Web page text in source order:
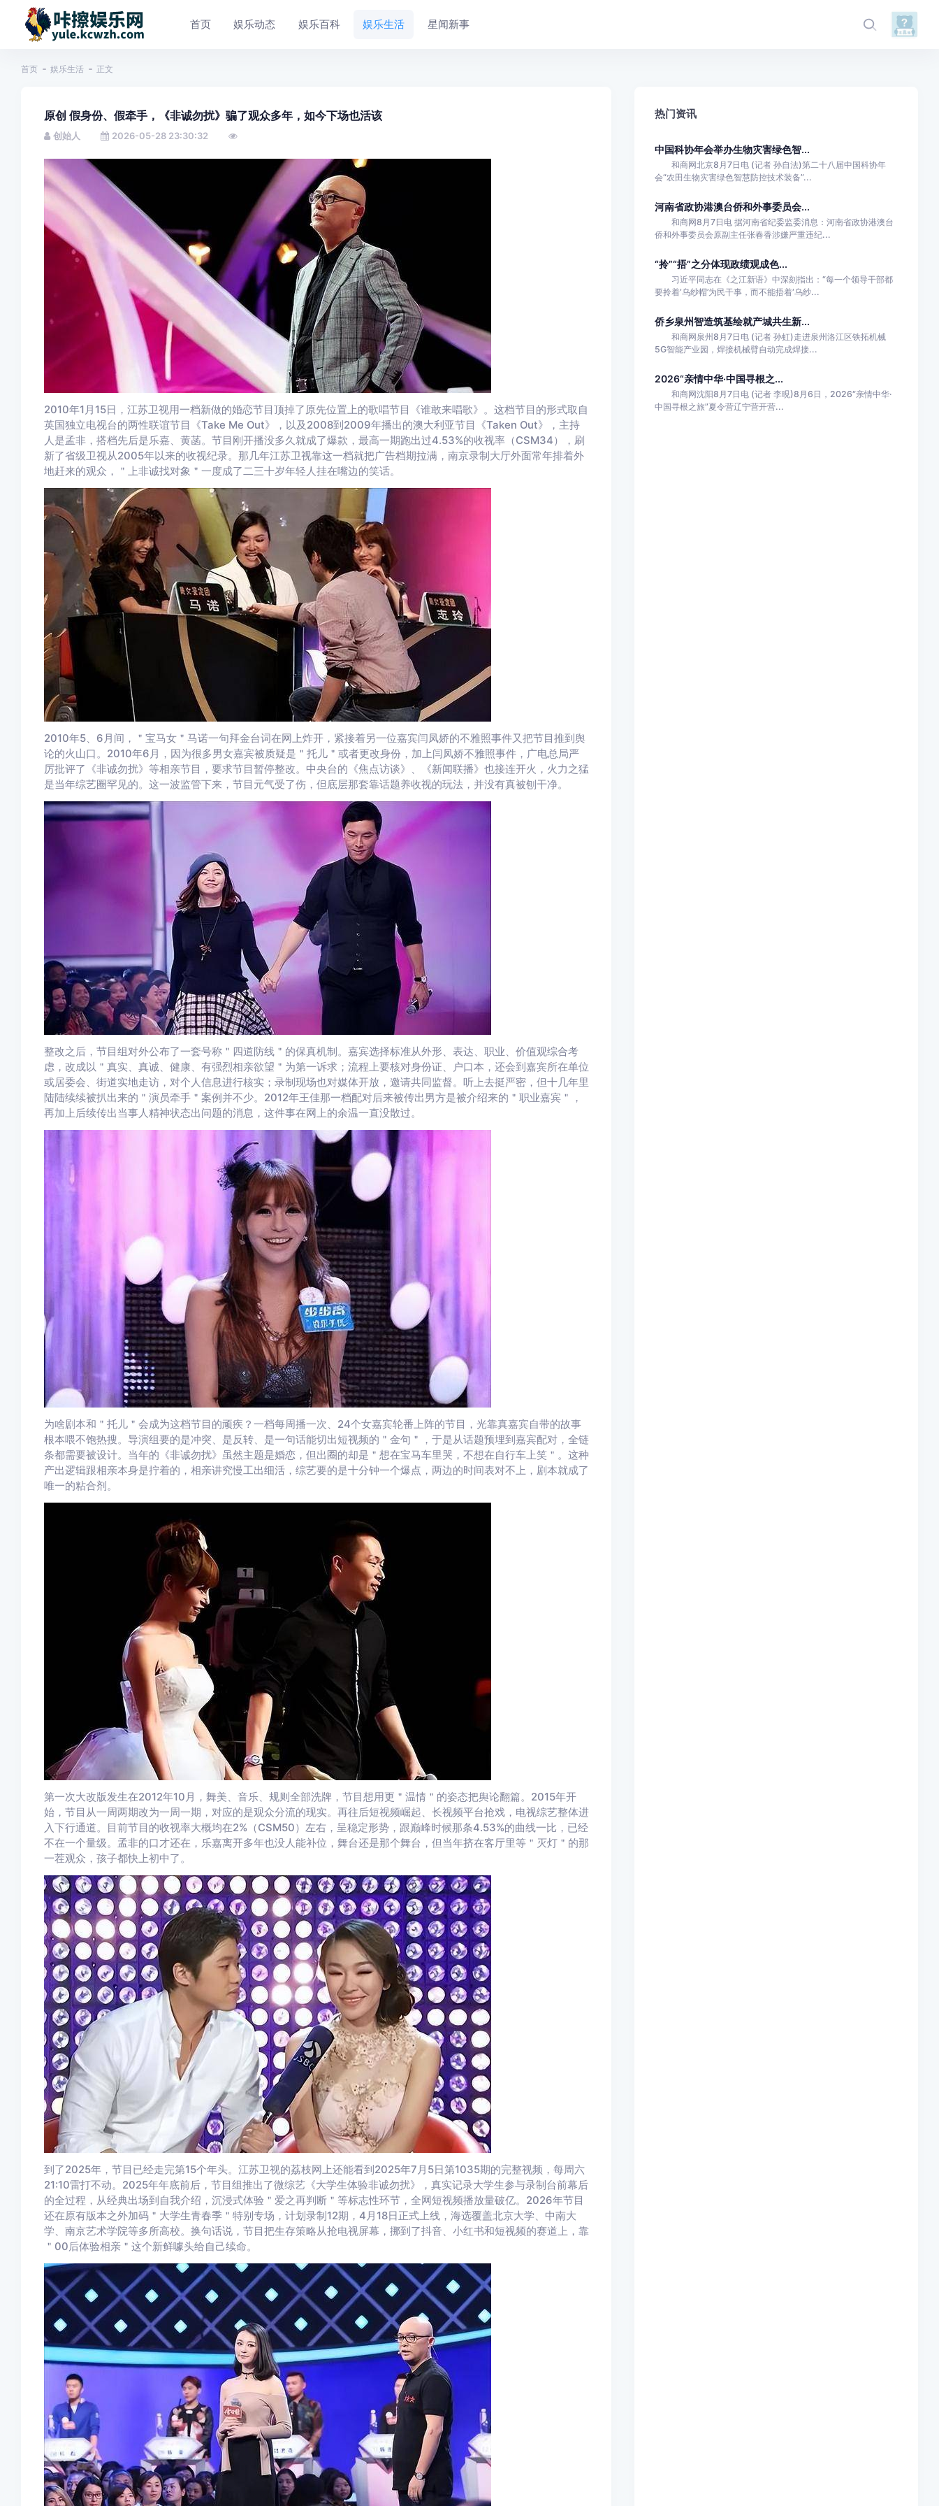
首页 娱乐动态 娱乐百科 娱乐生活 星闻新事
首页 娱乐生活 正文
原创 假身份、假牵手，《非诚勿扰》骗了观众多年，如今下场也活该
创始人 2026-05-28 23:30:32
2010年1月15日，江苏卫视用一档新做的婚恋节目顶掉了原先位置上的歌唱节目《谁敢来唱歌》。这档节目的形式取自
英国独立电视台的两性联谊节目《Take Me Out》，以及2008到2009年播出的澳大利亚节目《Taken Out》，主持
人是孟非，搭档先后是乐嘉、黄菡。节目刚开播没多久就成了爆款，最高一期跑出过4.53%的收视率（CSM34），刷
新了省级卫视从2005年以来的收视纪录。那几年江苏卫视靠这一档就把广告档期拉满，南京录制大厅外面常年排着外
地赶来的观众，＂上非诚找对象＂一度成了二三十岁年轻人挂在嘴边的笑话。
2010年5、6月间，＂宝马女＂马诺一句拜金台词在网上炸开，紧接着另一位嘉宾闫凤娇的不雅照事件又把节目推到舆
论的火山口。2010年6月，因为很多男女嘉宾被质疑是＂托儿＂或者更改身份，加上闫凤娇不雅照事件，广电总局严
厉批评了《非诚勿扰》等相亲节目，要求节目暂停整改。中央台的《焦点访谈》、《新闻联播》也接连开火，火力之猛
是当年综艺圈罕见的。这一波监管下来，节目元气受了伤，但底层那套靠话题养收视的玩法，并没有真被刨干净。
整改之后，节目组对外公布了一套号称＂四道防线＂的保真机制。嘉宾选择标准从外形、表达、职业、价值观综合考
虑，改成以＂真实、真诚、健康、有强烈相亲欲望＂为第一诉求；流程上要核对身份证、户口本，还会到嘉宾所在单位
或居委会、街道实地走访，对个人信息进行核实；录制现场也对媒体开放，邀请共同监督。听上去挺严密，但十几年里
陆陆续续被扒出来的＂演员牵手＂案例并不少。2012年王佳那一档配对后来被传出男方是被介绍来的＂职业嘉宾＂，
再加上后续传出当事人精神状态出问题的消息，这件事在网上的余温一直没散过。
为啥剧本和＂托儿＂会成为这档节目的顽疾？一档每周播一次、24个女嘉宾轮番上阵的节目，光靠真嘉宾自带的故事
根本喂不饱热搜。导演组要的是冲突、是反转、是一句话能切出短视频的＂金句＂，于是从话题预埋到嘉宾配对，全链
条都需要被设计。当年的《非诚勿扰》虽然主题是婚恋，但出圈的却是＂想在宝马车里哭，不想在自行车上笑＂。这种
产出逻辑跟相亲本身是拧着的，相亲讲究慢工出细活，综艺要的是十分钟一个爆点，两边的时间表对不上，剧本就成了
唯一的粘合剂。
第一次大改版发生在2012年10月，舞美、音乐、规则全部洗牌，节目想用更＂温情＂的姿态把舆论翻篇。2015年开
始，节目从一周两期改为一周一期，对应的是观众分流的现实。再往后短视频崛起、长视频平台抢戏，电视综艺整体进
入下行通道。目前节目的收视率大概均在2%（CSM50）左右，呈稳定形势，跟巅峰时候那条4.53%的曲线一比，已经
不在一个量级。孟非的口才还在，乐嘉离开多年也没人能补位，舞台还是那个舞台，但当年挤在客厅里等＂灭灯＂的那
一茬观众，孩子都快上初中了。
到了2025年，节目已经走完第15个年头。江苏卫视的荔枝网上还能看到2025年7月5日第1035期的完整视频，每周六
21:10雷打不动。2025年年底前后，节目组推出了微综艺《大学生体验非诚勿扰》，真实记录大学生参与录制台前幕后
的全过程，从经典出场到自我介绍，沉浸式体验＂爱之再判断＂等标志性环节，全网短视频播放量破亿。2026年节目
还在原有版本之外加码＂大学生青春季＂特别专场，计划录制12期，4月18日正式上线，海选覆盖北京大学、中南大
学、南京艺术学院等多所高校。换句话说，节目把生存策略从抢电视屏幕，挪到了抖音、小红书和短视频的赛道上，靠
＂00后体验相亲＂这个新鲜噱头给自己续命。
热门资讯
中国科协年会举办生物灾害绿色智...
和商网北京8月7日电 (记者 孙自法)第二十八届中国科协年
会“农田生物灾害绿色智慧防控技术装备”...
河南省政协港澳台侨和外事委员会...
和商网8月7日电 据河南省纪委监委消息：河南省政协港澳台
侨和外事委员会原副主任张春香涉嫌严重违纪...
“拎”“捂”之分体现政绩观成色...
习近平同志在《之江新语》中深刻指出：“每一个领导干部都
要拎着‘乌纱帽’为民干事，而不能捂着‘乌纱...
侨乡泉州智造筑基绘就产城共生新...
和商网泉州8月7日电 (记者 孙虹)走进泉州洛江区铁拓机械
5G智能产业园，焊接机械臂自动完成焊接...
2026“亲情中华·中国寻根之...
和商网沈阳8月7日电 (记者 李晛)8月6日，2026“亲情中华·
中国寻根之旅”夏令营辽宁营开营...